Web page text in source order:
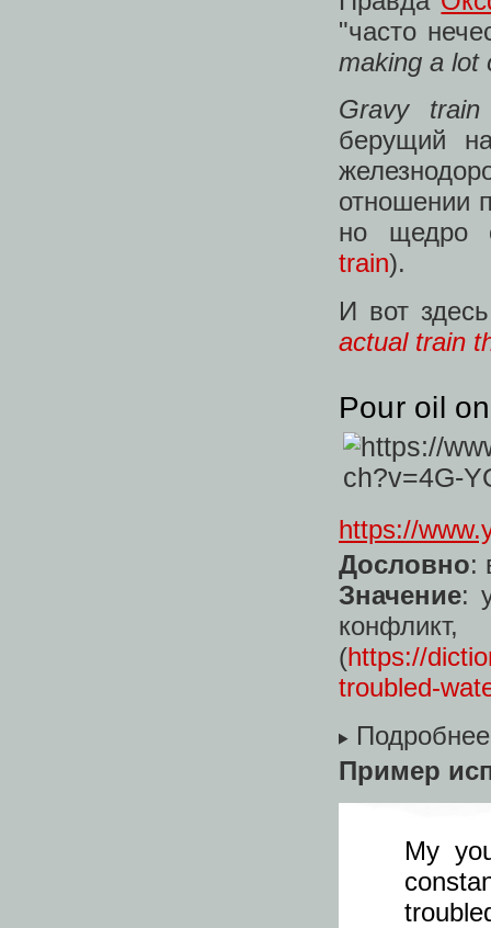
"часто
making a lot
Gravy
берущий
отношении
но щедро
train).
И вот
actual train
Pour oil
https://
Дословно:
Значение:
(https://
troubled-
Пример
My